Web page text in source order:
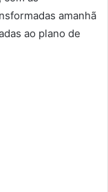
amanhã
ao plano de